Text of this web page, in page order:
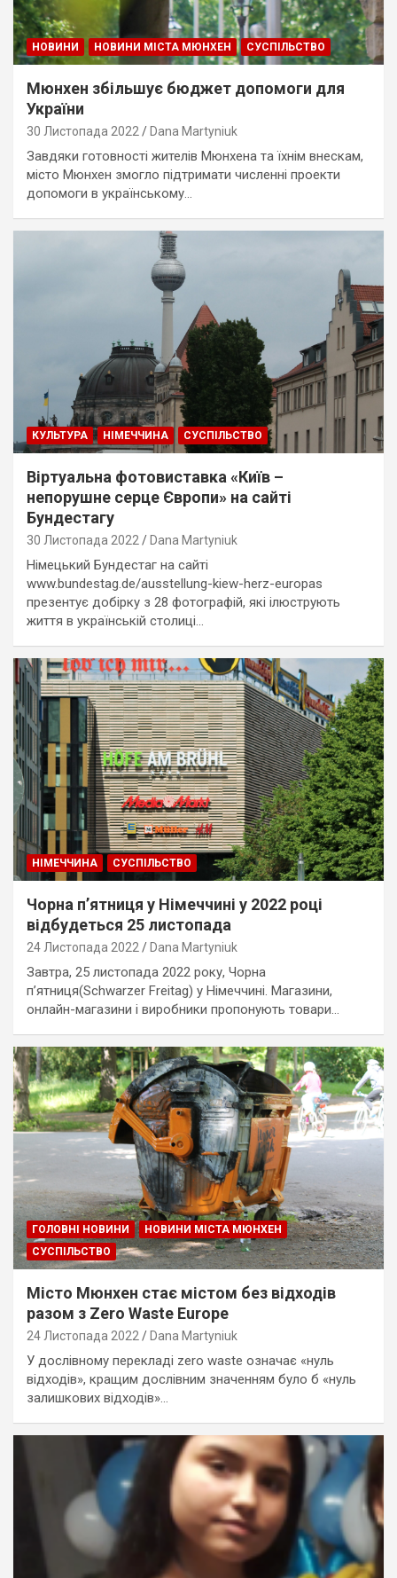
НОВИНИ НОВИНИ МІСТА МЮНХЕН СУСПІЛЬСТВО
Мюнхен збільшує бюджет допомоги для
України
30 Листопада 2022 Dana Martyniuk
Завдяки готовності жителів Мюнхена та їхнім внескам,
місто Мюнхен змогло підтримати численні проекти
допомоги в українському…
КУЛЬТУРА НІМЕЧЧИНА СУСПІЛЬСТВО
Віртуальна фотовиставка «Київ –
непорушне серце Європи» на сайті
Бундестагу
30 Листопада 2022 Dana Martyniuk
Німецький Бундестаг на сайті
www.bundestag.de/ausstellung-kiew-herz-europas
презентує добірку з 28 фотографій, які ілюструють
життя в українській столиці…
НІМЕЧЧИНА СУСПІЛЬСТВО
Чорна п’ятниця у Німеччині у 2022 році
відбудеться 25 листопада
24 Листопада 2022 Dana Martyniuk
Завтра, 25 листопада 2022 року, Чорна
п’ятниця(Schwarzer Freitag) у Німеччині. Магазини,
онлайн-магазини і виробники пропонують товари…
ГОЛОВНІ НОВИНИ
НОВИНИ МІСТА МЮНХЕН
СУСПІЛЬСТВО
Місто Мюнхен стає містом без відходів
разом з Zero Waste Europe
24 Листопада 2022 Dana Martyniuk
У дослівному перекладі zero waste означає «нуль
відходів», кращим дослівним значенням було б «нуль
залишкових відходів»…